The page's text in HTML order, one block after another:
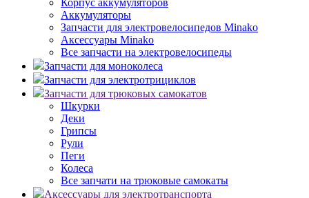
Корпус аккумуляторов
Аккумуляторы
Запчасти для электровелосипедов Minako
Аксессуары Minako
Все запчасти на электровелосипеды
Запчасти для моноколеса
Запчасти для электротрициклов
Запчасти для трюковых самокатов
Шкурки
Деки
Грипсы
Рули
Пеги
Колеса
Все запчати на трюковые самокаты
Аксессуары для электротранспорта